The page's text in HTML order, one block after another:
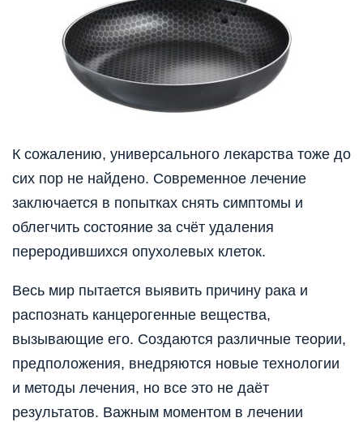
К сожалению, универсального лекарства тоже до
сих пор не найдено. Современное лечение
заключается в попытках снять симптомы и
облегчить состояние за счёт удаления
переродившихся опухолевых клеток.
Весь мир пытается выявить причину рака и
распознать канцерогенные вещества,
вызывающие его. Создаются различные теории,
предположения, внедряются новые технологии
и методы лечения, но все это не даёт
результатов. Важным моментом в лечении